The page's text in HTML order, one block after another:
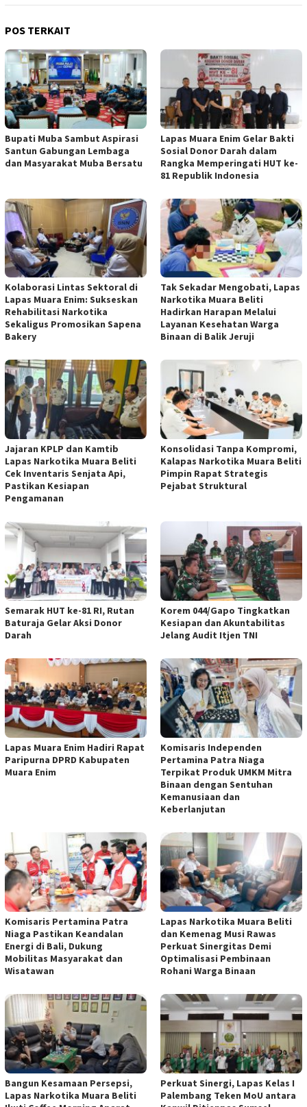
POS TERKAIT
Bupati Muba Sambut Aspirasi
Santun Gabungan Lembaga
dan Masyarakat Muba Bersatu
Lapas Muara Enim Gelar Bakti
Sosial Donor Darah dalam
Rangka Memperingati HUT ke-
81 Republik Indonesia
Kolaborasi Lintas Sektoral di
Lapas Muara Enim: Sukseskan
Rehabilitasi Narkotika
Sekaligus Promosikan Sapena
Bakery
Tak Sekadar Mengobati, Lapas
Narkotika Muara Beliti
Hadirkan Harapan Melalui
Layanan Kesehatan Warga
Binaan di Balik Jeruji
Jajaran KPLP dan Kamtib
Lapas Narkotika Muara Beliti
Cek Inventaris Senjata Api,
Pastikan Kesiapan
Pengamanan
Konsolidasi Tanpa Kompromi,
Kalapas Narkotika Muara Beliti
Pimpin Rapat Strategis
Pejabat Struktural
Semarak HUT ke-81 RI, Rutan
Baturaja Gelar Aksi Donor
Darah
Korem 044/Gapo Tingkatkan
Kesiapan dan Akuntabilitas
Jelang Audit Itjen TNI
Lapas Muara Enim Hadiri Rapat
Paripurna DPRD Kabupaten
Muara Enim
Komisaris Independen
Pertamina Patra Niaga
Terpikat Produk UMKM Mitra
Binaan dengan Sentuhan
Kemanusiaan dan
Keberlanjutan
Komisaris Pertamina Patra
Niaga Pastikan Keandalan
Energi di Bali, Dukung
Mobilitas Masyarakat dan
Wisatawan
Lapas Narkotika Muara Beliti
dan Kemenag Musi Rawas
Perkuat Sinergitas Demi
Optimalisasi Pembinaan
Rohani Warga Binaan
Bangun Kesamaan Persepsi,
Lapas Narkotika Muara Beliti
Perkuat Sinergi, Lapas Kelas I
Palembang Teken MoU antara